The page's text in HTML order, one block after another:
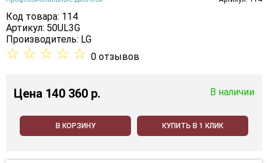
Код товара: 114
Артикул: 50UL3G
Производитель: LG
☆ ☆ ☆ ☆ ☆ 0 отзывов
Цена 140 360 p. В наличии
В КОРЗИНУ КУПИТЬ В 1 КЛИК